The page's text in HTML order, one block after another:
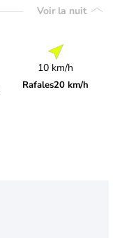
Voir la nuit
10 km/h
Rafales20 km/h